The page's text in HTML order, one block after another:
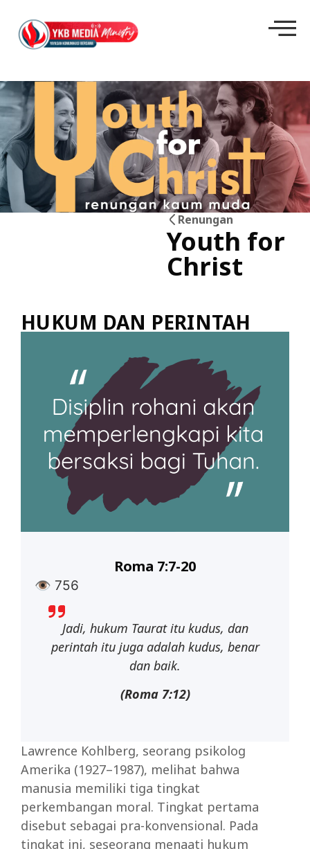
Renungan
Youth for
Christ
HUKUM DAN PERINTAH
👁 756
Roma 7:7-20
Jadi, hukum Taurat itu kudus, dan
perintah itu juga adalah kudus, benar
dan baik.
(Roma 7:12)
Lawrence Kohlberg, seorang psikolog
Amerika (1927–1987), melihat bahwa
manusia memiliki tiga tingkat
perkembangan moral. Tingkat pertama
disebut sebagai pra-konvensional. Pada
tingkat ini, seseorang menaati hukum